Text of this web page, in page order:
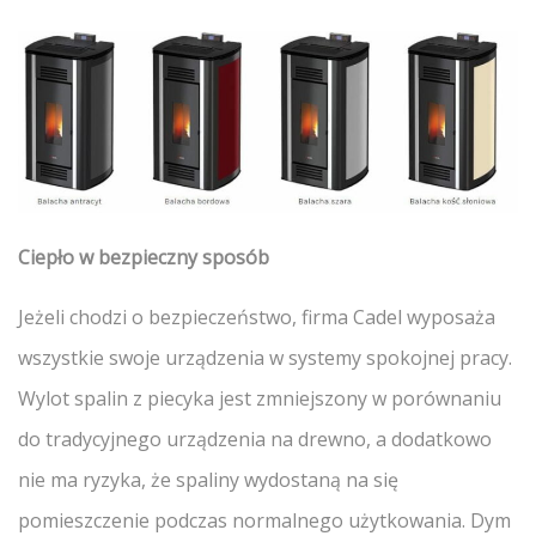
Ciepło w bezpieczny sposób
Jeżeli chodzi o bezpieczeństwo, firma Cadel wyposaża
wszystkie swoje urządzenia w systemy spokojnej pracy.
Wylot spalin z piecyka jest zmniejszony w porównaniu
do tradycyjnego urządzenia na drewno, a dodatkowo
nie ma ryzyka, że spaliny wydostaną na się
pomieszczenie podczas normalnego użytkowania. Dym